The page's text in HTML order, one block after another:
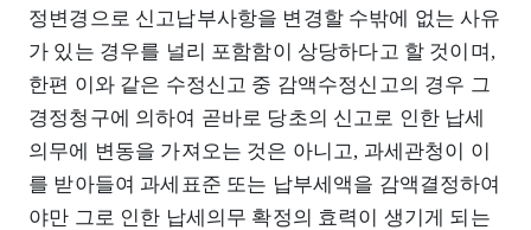
정변경으로 신고납부사항을 변경할 수밖에 없는 사유
가 있는 경우를 널리 포함함이 상당하다고 할 것이며,
한편 이와 같은 수정신고 중 감액수정신고의 경우 그
경정청구에 의하여 곧바로 당초의 신고로 인한 납세
의무에 변동을 가져오는 것은 아니고, 과세관청이 이
를 받아들여 과세표준 또는 납부세액을 감액결정하여
야만 그로 인한 납세의무 확정의 효력이 생기게 되는